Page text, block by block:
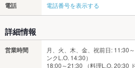
電話 電話番号を表示する
詳細情報
営業時間
月、火、木、金、祝前日: 11:30
ンクL.O. 14:30）
18:00～21:30 （料理L.O. 20:30